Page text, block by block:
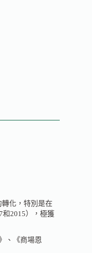
化，特別是在
2015），極獲
、《商場恩